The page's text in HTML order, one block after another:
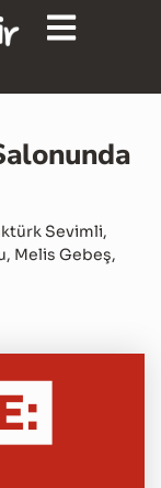
Sevimli,
Melis Gebeş,